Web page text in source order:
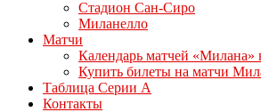
Стадион Сан-Сиро
Миланелло
Матчи
Календарь матчей «Милана»
Купить билеты на матчи
Таблица Серии А
Контакты